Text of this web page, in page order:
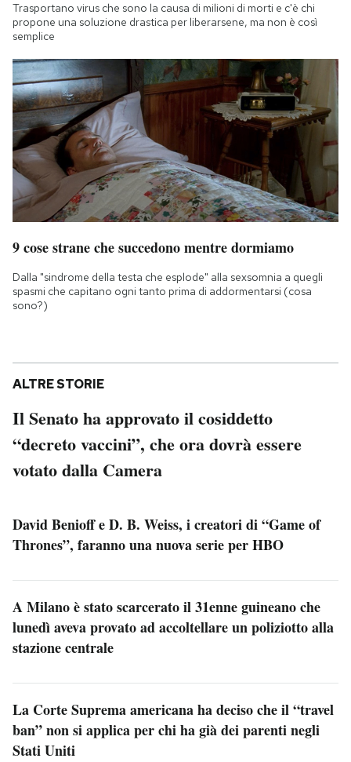
Trasportano virus che sono la causa di milioni di morti e c'è chi
propone una soluzione drastica per liberarsene, ma non è così
semplice
9 cose strane che succedono mentre dormiamo
Dalla "sindrome della testa che esplode" alla sexsomnia a quegli
spasmi che capitano ogni tanto prima di addormentarsi (cosa
sono?)
ALTRE STORIE
Il Senato ha approvato il cosiddetto
“decreto vaccini”, che ora dovrà essere
votato dalla Camera
David Benioff e D. B. Weiss, i creatori di “Game of
Thrones”, faranno una nuova serie per HBO
A Milano è stato scarcerato il 31enne guineano che
lunedì aveva provato ad accoltellare un poliziotto alla
stazione centrale
La Corte Suprema americana ha deciso che il “travel
ban” non si applica per chi ha già dei parenti negli
Stati Uniti